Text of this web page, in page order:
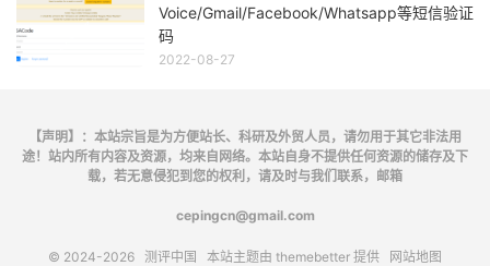
Voice/Gmail/Facebook/Whatsapp等短信验证
码
2022-08-27
【声明】：本站宗旨是为方便站长、科研及外贸人员，请勿用于其它非法用
途！站内所有内容及资源，均来自网络。本站自身不提供任何资源的储存及下
载，若无意侵犯到您的权利，请及时与我们联系，邮箱
cepingcn@gmail.com
© 2024-2026 测评中国 本站主题由 themebetter 提供 网站地图